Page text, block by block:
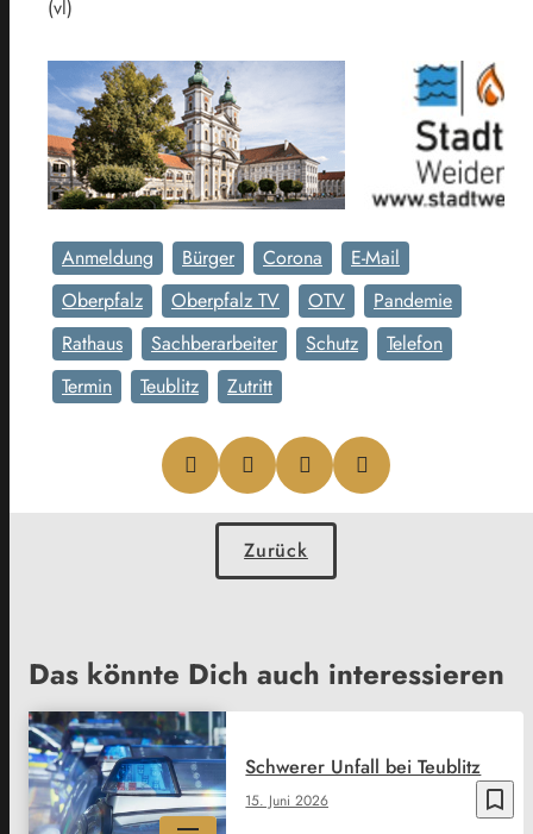
(vl)
Anmeldung Bürger Corona
E-Mail
Oberpfalz
Oberpfalz TV OTV
Pandemie
Rathaus
Sachberarbeiter Schutz
Telefon
Termin
Teublitz Zutritt
Zurück
Das könnte Dich auch interessieren
bookmark_border
15. Juni 2026
Schwerer Unfall bei Teublitz